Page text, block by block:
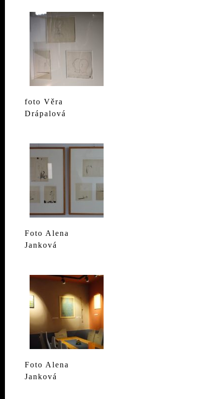
foto Věra
Drápalová
Foto Alena
Janková
Foto Alena
Janková